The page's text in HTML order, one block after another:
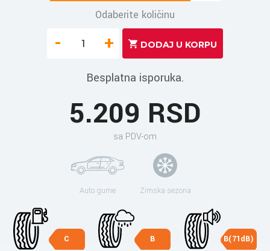
Odaberite količinu
- +
Besplatna isporuka.
5.209 RSD
sa PDV-om
Auto gume Zimska sezona
C B B(71dB)